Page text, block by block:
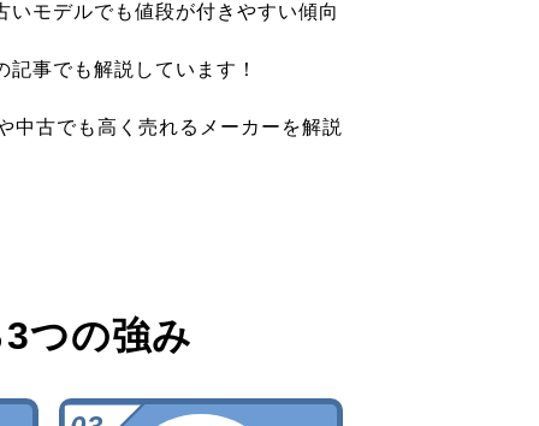
モデルでも値段が付きやすい傾向
事でも解説しています！
中古でも高く売れるメーカーを解説
3つの強み